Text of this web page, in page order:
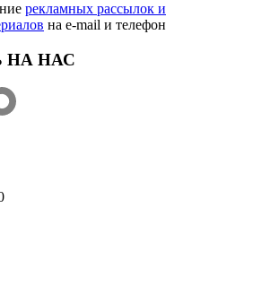
рекламных рассылок и
на e‑mail и телефон
НАС